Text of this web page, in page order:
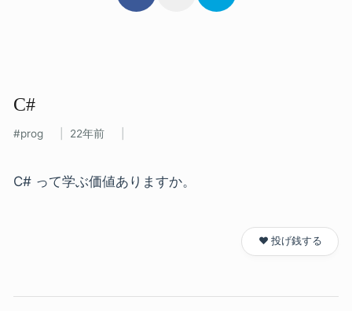
C#
prog 22年前
C# って学ぶ価値ありますか。
❤️ 投げ銭する